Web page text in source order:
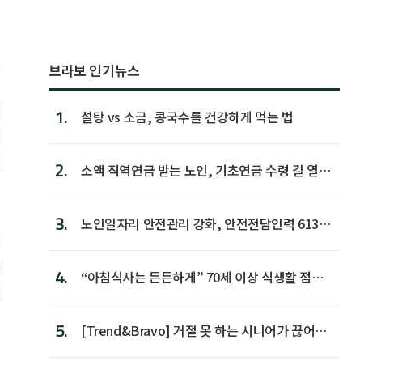
브라보 인기뉴스
1. 설탕 vs 소금, 콩국수를 건강하게 먹는 법
2.
소액 직역연금 받는 노인, 기초연금 수령 길 열린
3.
노인일자리 안전관리 강화, 안전전담인력 613명
4.
“아침식사는 든든하게” 70세 이상 식생활 점수
5.
[Trend&Bravo] 거절 못 하는 시니어가 끊어야